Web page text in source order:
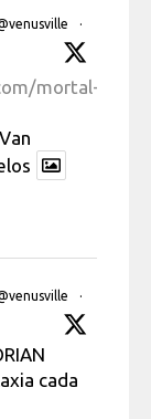
·
mortal-
·
cada